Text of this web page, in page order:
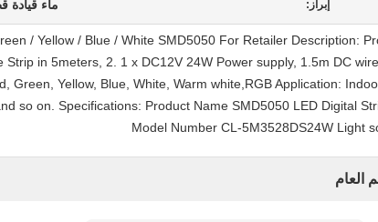
إبراز: ماء قيادة
/ Yellow / Blue / White SMD5050 For Retailer Description:
in 5meters, 2. 1 x DC12V 24W Power supply, 1.5m DC
Green, Yellow, Blue, White, Warm white,RGB Application:
so on. Specifications: Product Name SMD5050 LED Digital
Model Number CL-5M3528DS24W Light
العام